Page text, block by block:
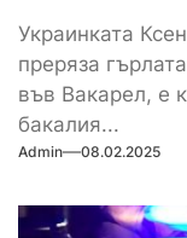
Украинката
преряза
във Вакарел, е
бакалия...
Admin 08.02.2025